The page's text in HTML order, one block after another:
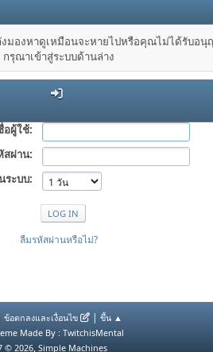
มองหาดูเหมือนจะหายไปหรือคุณไม่ได้รับอนุ
กรุณาเข้าสู่ระบบด้านล่าง
อผู้ใช้:
สผ่าน:
ระบบ:
ลืมรหัสผ่านหรือไม่?
ข้อตกลงและเงื่อนไข | ขึ้น ▲
Made By : TwitchisMental
© 2026, Simple Machines